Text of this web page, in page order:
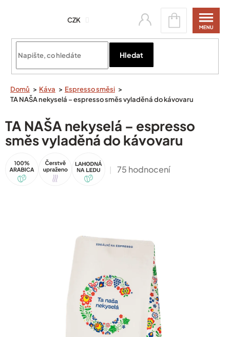
CZK
Hledat
Nákupní
košík
Domů Káva
Espresso směsi
TA NAŠA nekyselá – espresso směs vyladěná do kávovaru
TA NAŠA nekyselá – espresso
směs vyladěná do kávovaru
Tip
Arabica
Průměrné
5
hvězdiček.
75 hodnocení